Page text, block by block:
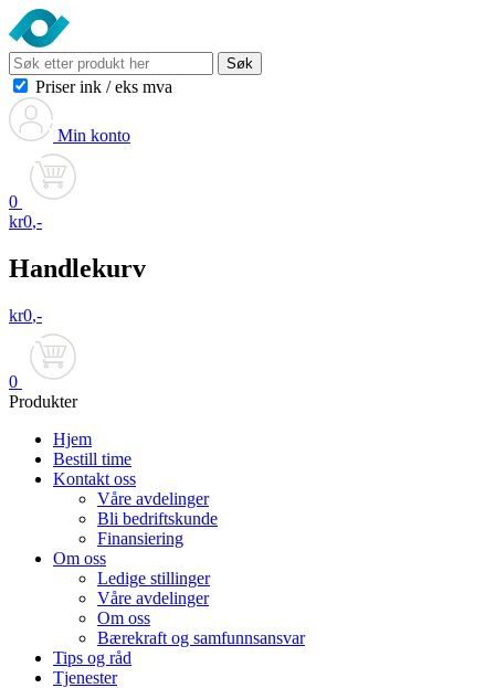
Søk
Priser ink / eks mva
Min konto
0
kr0,-
Handlekurv
kr0,-
0
Produkter
Hjem
Bestill time
Kontakt oss
Våre avdelinger
Bli bedriftskunde
Finansiering
Om oss
Ledige stillinger
Våre avdelinger
Om oss
Bærekraft og samfunnsansvar
Tips og råd
Tjenester